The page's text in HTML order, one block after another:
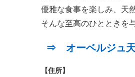
優雅な食事を楽しみ、天
そんな至高のひとときを
⇒ オーベルジュ天
【住所】